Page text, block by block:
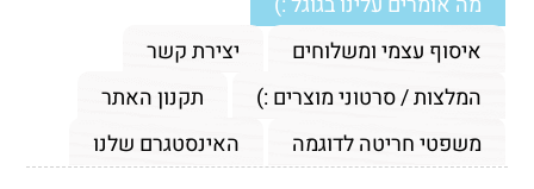
איסוף עצמי ומשלוחים
יצירת קשר
המלצות / סרטוני מוצרים :)
תקנון האתר
משפטי חריטה לדוגמה
האינסטגרם שלנו